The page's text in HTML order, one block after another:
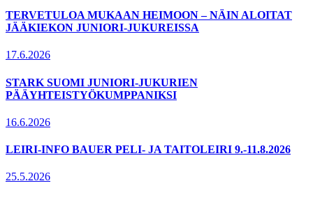
TERVETULOA MUKAAN HEIMOON – NÄIN ALOITAT
JÄÄKIEKON JUNIORI-JUKUREISSA
17.6.2026
STARK SUOMI JUNIORI-JUKURIEN
PÄÄYHTEISTYÖKUMPPANIKSI
16.6.2026
LEIRI-INFO BAUER PELI- JA TAITOLEIRI 9.-11.8.2026
25.5.2026